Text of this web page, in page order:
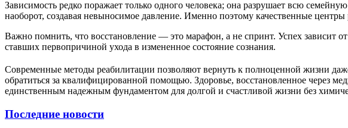
Зависимость редко поражает только одного человека; она разрушает всю
наоборот, создавая невыносимое давление. Именно поэтому качественные
Важно помнить, что восстановление — это марафон, а не спринт. Успех зависит
ставших первопричиной ухода в измененное состояние сознания.
Современные методы реабилитации позволяют вернуть к полноценной жизни
обратиться за квалифицированной помощью. Здоровье, восстановленное через
единственным надежным фундаментом для долгой и счастливой жизни без
Последние новости